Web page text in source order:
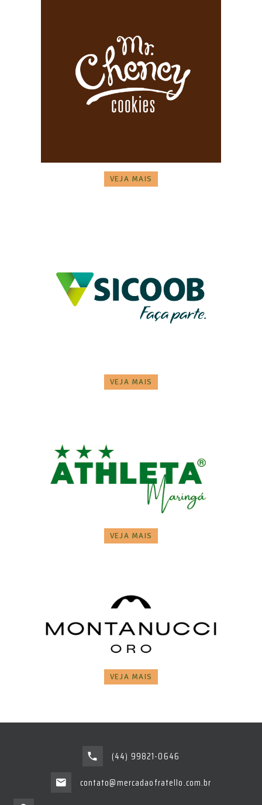
VEJA MAIS
VEJA MAIS
VEJA MAIS
VEJA MAIS
(44) 99821-0646
contato@mercadaofratello.com.br